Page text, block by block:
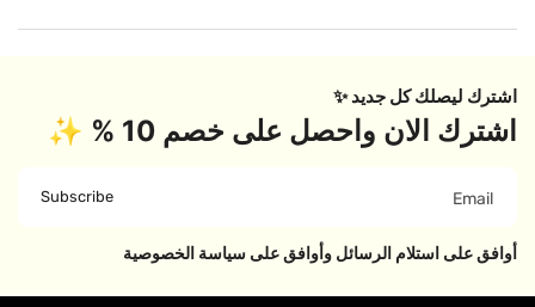
اشترك ليصلك كل جديد ✨
اشترك الان واحصل على خصم 10 % ✨
Email
Subscribe
أوافق على استلام الرسائل وأوافق على سياسة الخصوصية